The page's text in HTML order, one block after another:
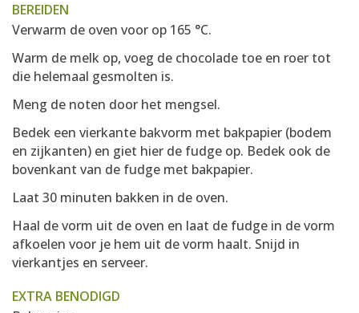
BEREIDEN
Verwarm de oven voor op 165 °C.
Warm de melk op, voeg de chocolade toe en roer tot
die helemaal gesmolten is.
Meng de noten door het mengsel.
Bedek een vierkante bakvorm met bakpapier (bodem
en zijkanten) en giet hier de fudge op. Bedek ook de
bovenkant van de fudge met bakpapier.
Laat 30 minuten bakken in de oven.
Haal de vorm uit de oven en laat de fudge in de vorm
afkoelen voor je hem uit de vorm haalt. Snijd in
vierkantjes en serveer.
EXTRA BENODIGD